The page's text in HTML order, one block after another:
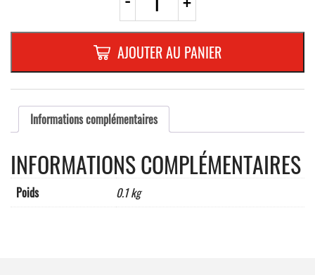
AUTOCOLLANT
"BEBE
A
BORD"
GRIS
Dimensions
:
110
mm
AJOUTER AU PANIER
Informations complémentaires
INFORMATIONS COMPLÉMENTAIRES
Poids 0.1 kg